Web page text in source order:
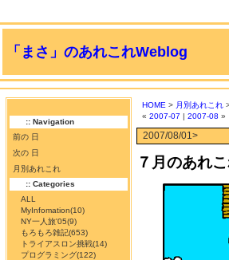
「まさ」のあれこれWeblog
:: Navigation
前の 日
次の 日
月別あれこれ
:: Categories
ALL
MyInfomation(10)
NY一人旅'05(9)
もろもろ雑記(653)
トライアスロン挑戦(14)
プログラミング(122)
HOME > 月別あれこれ
« 2007-07 | 2007-08 »
2007/08/01>
７月のあれ